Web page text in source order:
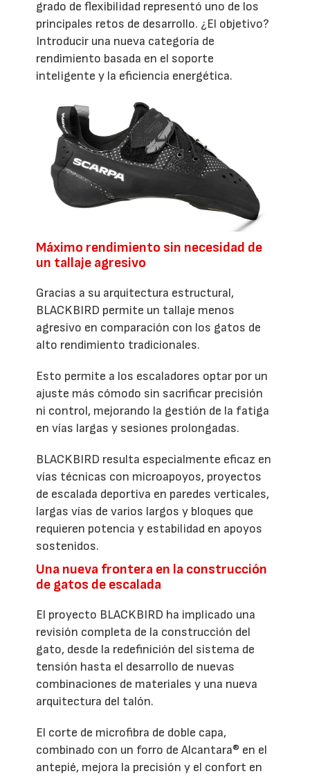
grado de flexibilidad representó uno de los
principales retos de desarrollo. ¿El objetivo?
Introducir una nueva categoría de
rendimiento basada en el soporte
inteligente y la eficiencia energética.
Máximo rendimiento sin necesidad de
un tallaje agresivo
Gracias a su arquitectura estructural,
BLACKBIRD permite un tallaje menos
agresivo en comparación con los gatos de
alto rendimiento tradicionales.
Esto permite a los escaladores optar por un
ajuste más cómodo sin sacrificar precisión
ni control, mejorando la gestión de la fatiga
en vías largas y sesiones prolongadas.
BLACKBIRD resulta especialmente eficaz en
vías técnicas con microapoyos, proyectos
de escalada deportiva en paredes verticales,
largas vías de varios largos y bloques que
requieren potencia y estabilidad en apoyos
sostenidos.
Una nueva frontera en la construcción
de gatos de escalada
El proyecto BLACKBIRD ha implicado una
revisión completa de la construcción del
gato, desde la redefinición del sistema de
tensión hasta el desarrollo de nuevas
combinaciones de materiales y una nueva
arquitectura del talón.
El corte de microfibra de doble capa,
combinado con un forro de Alcantara® en el
antepié, mejora la precisión y el confort en